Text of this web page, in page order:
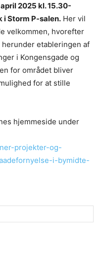
2025 kl. 15.30-
i Storm P-salen. Her vil
velkommen, hvorefter
etableringen af
i Kongensgade og
for området bliver
for at stille
hjemmeside under
projekter-og-
-i-bymidte-